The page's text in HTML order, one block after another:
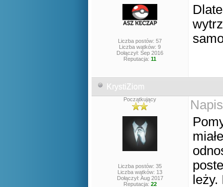
Liczba postów: 57
Liczba wątków: 9
Dołączył: Sep 2016
Reputacja: 11
KrystiZiom
Początkujący
Liczba postów: 35
Liczba wątków: 13
Dołączył: Aug 2017
Reputacja: 22